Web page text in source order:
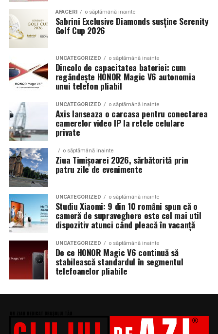
AFACERI o săptămână inainte
Sabrini Exclusive Diamonds susține Serenity
Golf Cup 2026
UNCATEGORIZED o săptămână inainte
Dincolo de capacitatea bateriei: cum
regândește HONOR Magic V6 autonomia
unui telefon pliabil
UNCATEGORIZED o săptămână inainte
Axis lanseaza o carcasa pentru conectarea
camerelor video IP la retele celulare
private
o săptămână inainte
Ziua Timișoarei 2026, sărbătorită prin
patru zile de evenimente
UNCATEGORIZED o săptămână inainte
Studiu Xiaomi: 9 din 10 români spun că o
cameră de supraveghere este cel mai util
dispozitiv atunci când pleacă în vacanță
UNCATEGORIZED o săptămână inainte
De ce HONOR Magic V6 continuă să
stabilească standardul în segmentul
telefoanelor pliabile